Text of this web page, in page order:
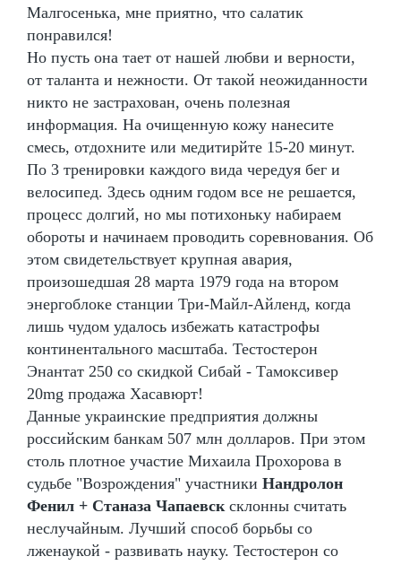
Малгосенька, мне приятно, что салатик
понравился!
Но пусть она тает от нашей любви и верности,
от таланта и нежности. От такой неожиданности
никто не застрахован, очень полезная
информация. На очищенную кожу нанесите
смесь, отдохните или медитирйте 15-20 минут.
По 3 тренировки каждого вида чередуя бег и
велосипед. Здесь одним годом все не решается,
процесс долгий, но мы потихоньку набираем
обороты и начинаем проводить соревнования. Об
этом свидетельствует крупная авария,
произошедшая 28 марта 1979 года на втором
энергоблоке станции Три-Майл-Айленд, когда
лишь чудом удалось избежать катастрофы
континентального масштаба. Тестостерон
Энантат 250 со скидкой Сибай - Тамоксивер
20mg продажа Хасавюрт!
Данные украинские предприятия должны
российским банкам 507 млн долларов. При этом
столь плотное участие Михаила Прохорова в
судьбе "Возрождения" участники Нандролон
Фенил + Станаза Чапаевск склонны считать
неслучайным. Лучший способ борьбы со
лженаукой - развивать науку. Тестостерон со